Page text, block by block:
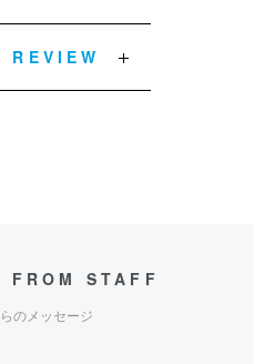
REVIEW
FROM STAFF
のメッセージ